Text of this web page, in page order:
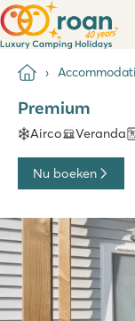
Premium
Airco Veranda
Nu boeken